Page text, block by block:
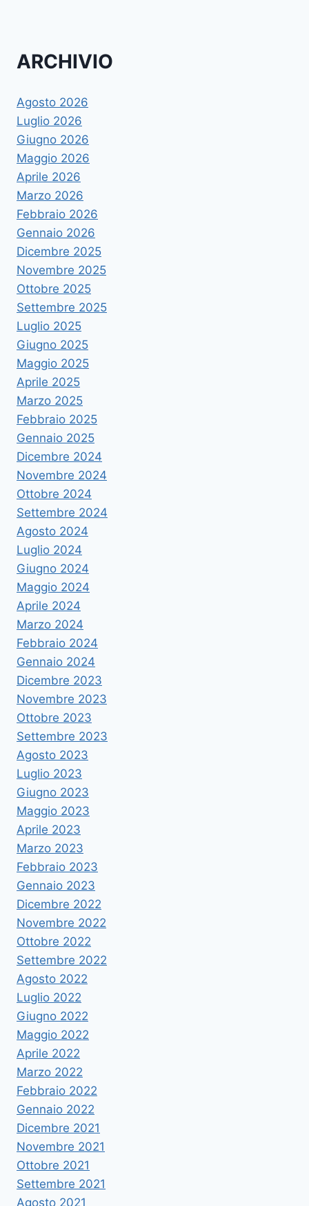
ARCHIVIO
Agosto 2026
Luglio 2026
Giugno 2026
Maggio 2026
Aprile 2026
Marzo 2026
Febbraio 2026
Gennaio 2026
Dicembre 2025
Novembre 2025
Ottobre 2025
Settembre 2025
Luglio 2025
Giugno 2025
Maggio 2025
Aprile 2025
Marzo 2025
Febbraio 2025
Gennaio 2025
Dicembre 2024
Novembre 2024
Ottobre 2024
Settembre 2024
Agosto 2024
Luglio 2024
Giugno 2024
Maggio 2024
Aprile 2024
Marzo 2024
Febbraio 2024
Gennaio 2024
Dicembre 2023
Novembre 2023
Ottobre 2023
Settembre 2023
Agosto 2023
Luglio 2023
Giugno 2023
Maggio 2023
Aprile 2023
Marzo 2023
Febbraio 2023
Gennaio 2023
Dicembre 2022
Novembre 2022
Ottobre 2022
Settembre 2022
Agosto 2022
Luglio 2022
Giugno 2022
Maggio 2022
Aprile 2022
Marzo 2022
Febbraio 2022
Gennaio 2022
Dicembre 2021
Novembre 2021
Ottobre 2021
Settembre 2021
Agosto 2021